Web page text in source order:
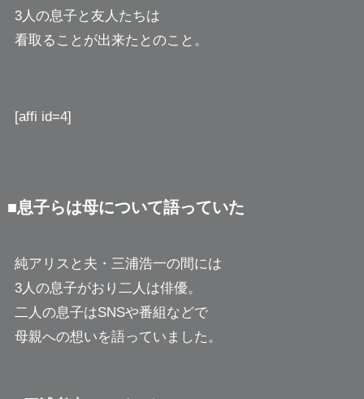
3人の息子と友人たちは
看取ることが出来たとのこと。
[affi id=4]
■息子らは母について語っていた
純アリスと夫・三浦浩一の間には
3人の息子がおり二人は俳優。
二人の息子はSNSや番組などで
母親への想いを語っていました。